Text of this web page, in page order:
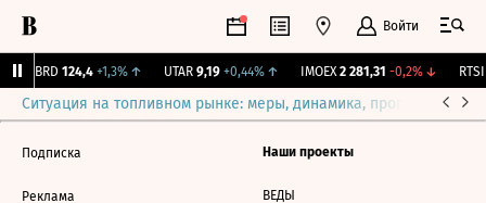
Войти
ABRD 124,4 +1,3%↑ UTAR 9,19 +0,44%↑ IMOEX 2 281,31 -0,2%↓ RTSI
Ситуация на топливном рынке: меры, динамика, прогнозы
Подписка
Реклама
Наши проекты
ВЕДЫ